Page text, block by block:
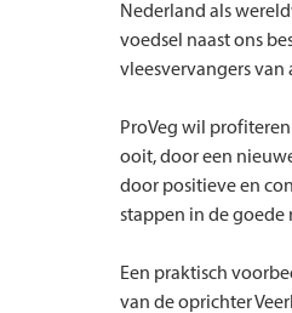
Nederland als
voedsel naast ons
vleesvervangers van
ProVeg wil
ooit, door een
door positieve en
stappen in de goede
Een praktisch
van de oprichter